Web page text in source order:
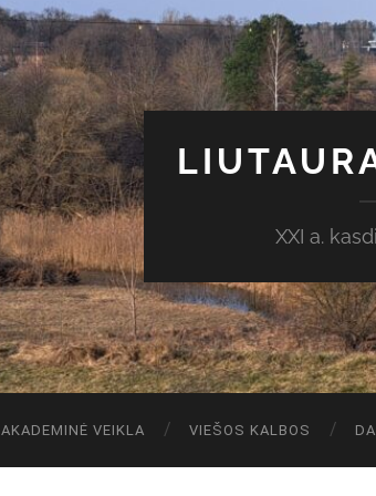
XXI a.
AKADEMINĖ VEIKLA VIEŠOS KALBOS